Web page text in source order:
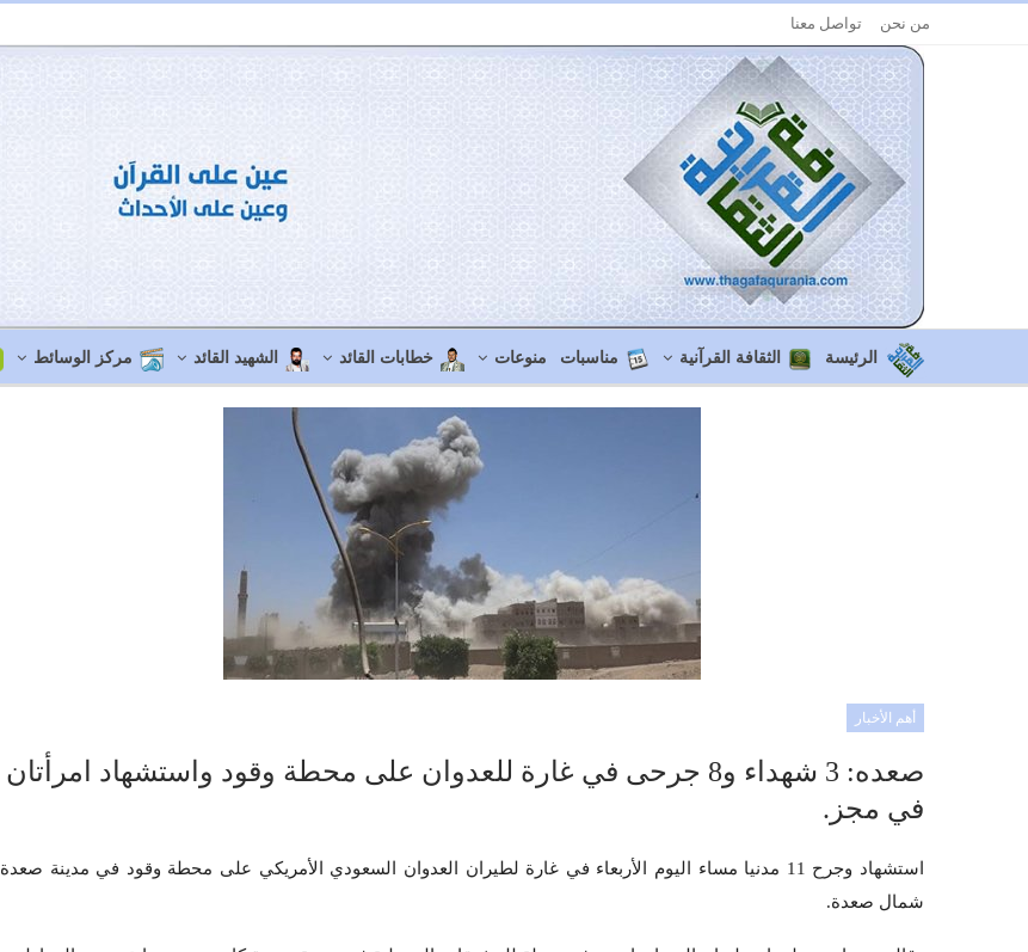
من نحن تواصل معنا
الرئيسة الثقافة القرآنية مناسبات منوعات خطابات القائد الشهيد القائد مركز الوسائط
أهم الأخبار
صعده: 3 شهداء و8 جرحى في غارة للعدوان على محطة وقود واستشهاد امرأتان
في مجز.
استشهاد وجرح 11 مدنيا مساء اليوم الأربعاء في غارة لطيران العدوان السعودي الأمريكي على محطة وقود في مدينة صعدة
شمال صعدة.